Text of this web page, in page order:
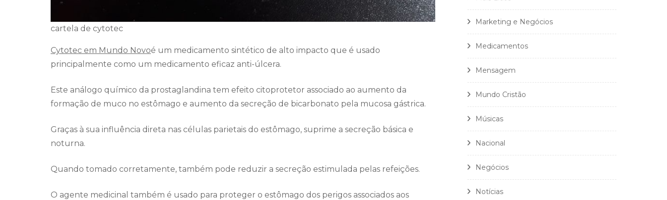
cartela de cytotec
Cytotec em Mundo Novoé um medicamento sintético de alto impacto que é usado
principalmente como um medicamento eficaz anti-úlcera.
Este análogo químico da prostaglandina tem efeito citoprotetor associado ao aumento da
formação de muco no estômago e aumento da secreção de bicarbonato pela mucosa gástrica.
Graças à sua influência direta nas células parietais do estômago, suprime a secreção básica e
noturna.
Quando tomado corretamente, também pode reduzir a secreção estimulada pelas refeições.
O agente medicinal também é usado para proteger o estômago dos perigos associados aos
Marketing e Negócios
Medicamentos
Mensagem
Mundo Cristão
Músicas
Nacional
Negócios
Notícias